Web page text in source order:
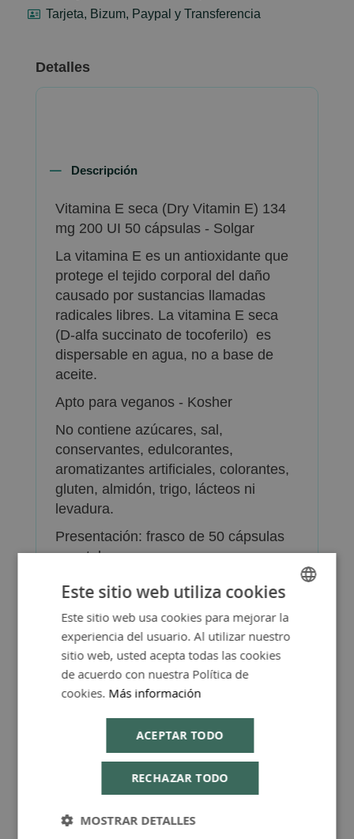
Tarjeta, Bizum, Paypal y Transferencia
Detalles
Descripción
Vitamina E seca (Dry Vitamin E) 134
mg 200 UI 50 cápsulas - Solgar
La vitamina E es un antioxidante que
protege el tejido corporal del daño
causado por sustancias llamadas
radicales libres. La vitamina E seca
(D-alfa succinato de tocoferilo) es
dispersable en agua, no a base de
aceite.
Apto para veganos - Kosher
No contiene azúcares, sal,
conservantes, edulcorantes,
aromatizantes artificiales, colorantes,
gluten, almidón, trigo, lácteos ni
levadura.
Presentación: frasco de 50 cápsulas
vegetales.
Más Información
FAQ - Preguntas y Respuestas
SPANISH
ENGLISH
Este sitio web utiliza cookies
Este sitio web usa cookies para mejorar la
experiencia del usuario. Al utilizar nuestro
sitio web, usted acepta todas las cookies
de acuerdo con nuestra Política de
cookies. Más información
ACEPTAR TODO
RECHAZAR TODO
MOSTRAR DETALLES